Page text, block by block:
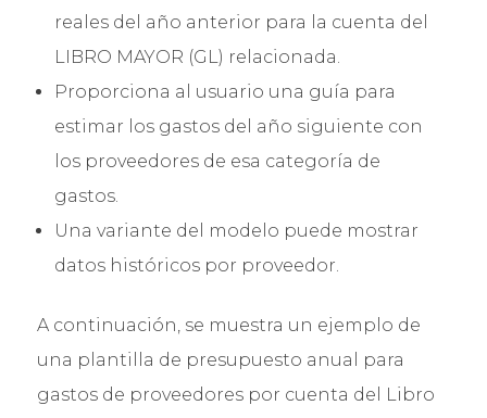
reales del año anterior para la cuenta del
LIBRO MAYOR (GL) relacionada.
Proporciona al usuario una guía para
estimar los gastos del año siguiente con
los proveedores de esa categoría de
gastos.
Una variante del modelo puede mostrar
datos históricos por proveedor.
A continuación, se muestra un ejemplo de
una plantilla de presupuesto anual para
gastos de proveedores por cuenta del Libro